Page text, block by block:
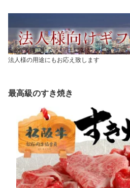
法人様の用途にもお応え致します
最高級のすき焼き